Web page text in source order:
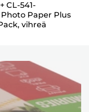
+ CL-541-
Photo Paper Plus
vihreä